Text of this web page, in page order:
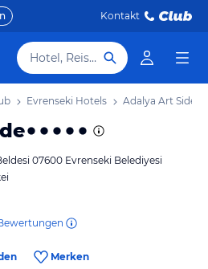
Kontakt
Hotel, Reiseziel
Evrenseki Hotels Adalya Art Side
07600 Evrenseki Belediyesi
Merken